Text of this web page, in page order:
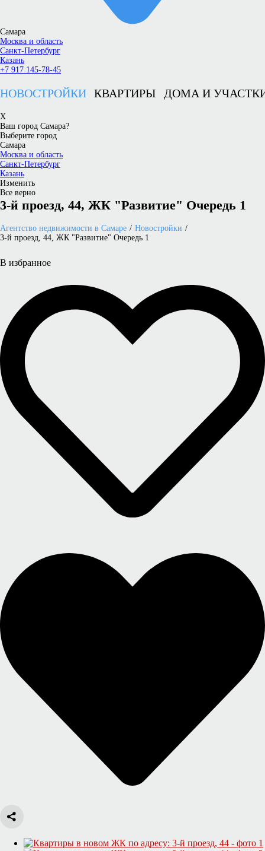
Самара
Москва и область
Санкт-Петербург
Казань
+7 917 145-78-45
НОВОСТРОЙКИ КВАРТИРЫ ДОМА И
X
Ваш город Самара?
Выберите город
Самара
Москва и область
Санкт-Петербург
Казань
Изменить
Все верно
3-й проезд, 44, ЖК "Развитие" Очередь 1
Агентство недвижимости в Самаре
Новостройки
3-й проезд, 44, ЖК "Развитие" Очередь 1
В избранное